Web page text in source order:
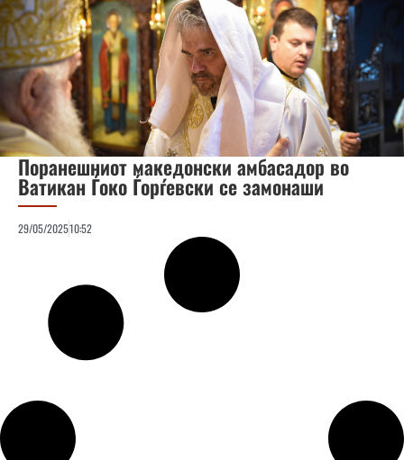
Поранешниот македонски амбасадор во
Ватикан Ѓоко Ѓорѓевски се замонаши
29/05/202510:52